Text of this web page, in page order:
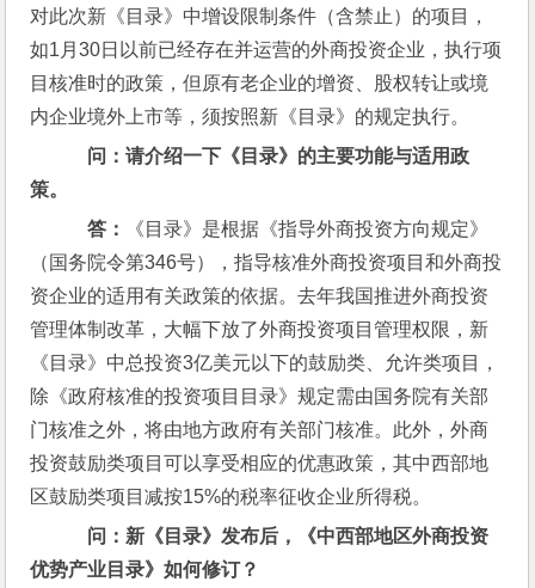
对此次新《目录》中增设限制条件（含禁止）的项目，
如1月30日以前已经存在并运营的外商投资企业，执行项
目核准时的政策，但原有老企业的增资、股权转让或境
内企业境外上市等，须按照新《目录》的规定执行。
问：请介绍一下《目录》的主要功能与适用政
策。
答：
《目录》是根据《指导外商投资方向规定》
（国务院令第346号），指导核准外商投资项目和外商投
资企业的适用有关政策的依据。去年我国推进外商投资
管理体制改革，大幅下放了外商投资项目管理权限，新
《目录》中总投资3亿美元以下的鼓励类、允许类项目，
除《政府核准的投资项目目录》规定需由国务院有关部
门核准之外，将由地方政府有关部门核准。此外，外商
投资鼓励类项目可以享受相应的优惠政策，其中西部地
区鼓励类项目减按15%的税率征收企业所得税。
问：新《目录》发布后，《中西部地区外商投资
优势产业目录》如何修订？